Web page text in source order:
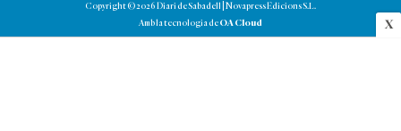
X
Copyright © 2026 Diari de Sabadell | Novapress Edicions S.L.
Amb la tecnologia de OA Cloud